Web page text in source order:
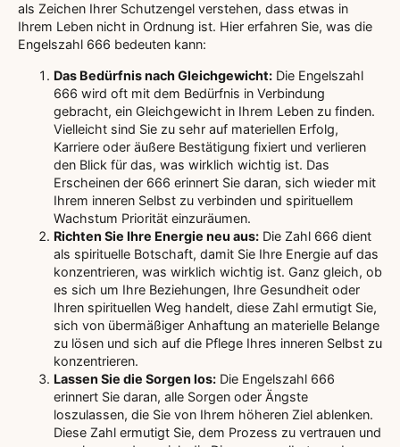
als Zeichen Ihrer Schutzengel verstehen, dass etwas in
Ihrem Leben nicht in Ordnung ist. Hier erfahren Sie, was die
Engelszahl 666 bedeuten kann:
Das Bedürfnis nach Gleichgewicht: Die Engelszahl
666 wird oft mit dem Bedürfnis in Verbindung
gebracht, ein Gleichgewicht in Ihrem Leben zu finden.
Vielleicht sind Sie zu sehr auf materiellen Erfolg,
Karriere oder äußere Bestätigung fixiert und verlieren
den Blick für das, was wirklich wichtig ist. Das
Erscheinen der 666 erinnert Sie daran, sich wieder mit
Ihrem inneren Selbst zu verbinden und spirituellem
Wachstum Priorität einzuräumen.
Richten Sie Ihre Energie neu aus: Die Zahl 666 dient
als spirituelle Botschaft, damit Sie Ihre Energie auf das
konzentrieren, was wirklich wichtig ist. Ganz gleich, ob
es sich um Ihre Beziehungen, Ihre Gesundheit oder
Ihren spirituellen Weg handelt, diese Zahl ermutigt Sie,
sich von übermäßiger Anhaftung an materielle Belange
zu lösen und sich auf die Pflege Ihres inneren Selbst zu
konzentrieren.
Lassen Sie die Sorgen los: Die Engelszahl 666
erinnert Sie daran, alle Sorgen oder Ängste
loszulassen, die Sie von Ihrem höheren Ziel ablenken.
Diese Zahl ermutigt Sie, dem Prozess zu vertrauen und